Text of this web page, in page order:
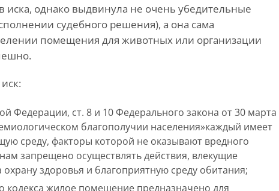
иска, однако выдвинула не очень убедительные
судебного решения), а она сама
помещения для животных или организации
Федерации, ст. 8 и 10 Федерального закона от 30 марта
благополучии населения»каждый имеет
среду, факторы которой не оказывают вредного
запрещено осуществлять действия, влекущие
здоровья и благоприятную среду обитания;
кодекса жилое помещение предназначено для